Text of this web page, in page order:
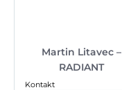
Martin Litavec –
RADIANT
Kontakt